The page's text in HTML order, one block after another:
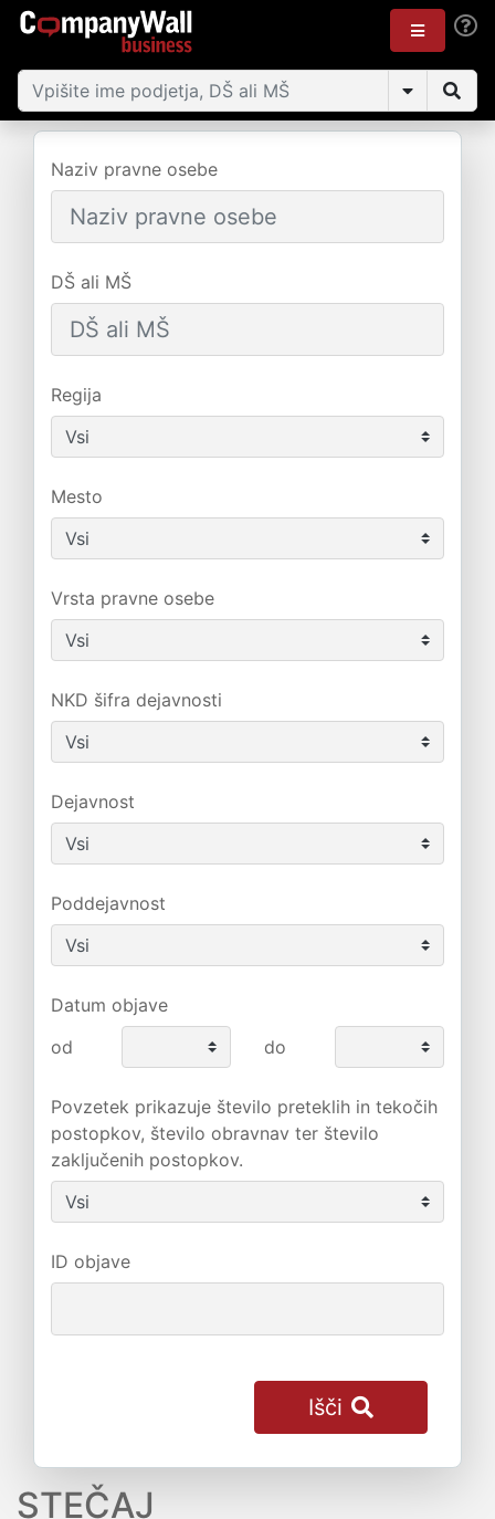
Naziv pravne osebe
DŠ ali MŠ
Regija
Mesto
Vrsta pravne osebe
NKD šifra dejavnosti
Dejavnost
Poddejavnost
Datum objave
od
do
Povzetek prikazuje število preteklih in tekočih
postopkov, število obravnav ter število
zaključenih postopkov.
ID objave
Išči
STEČAJ